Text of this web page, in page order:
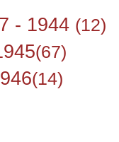
- 1944 (12)
(67)
(14)